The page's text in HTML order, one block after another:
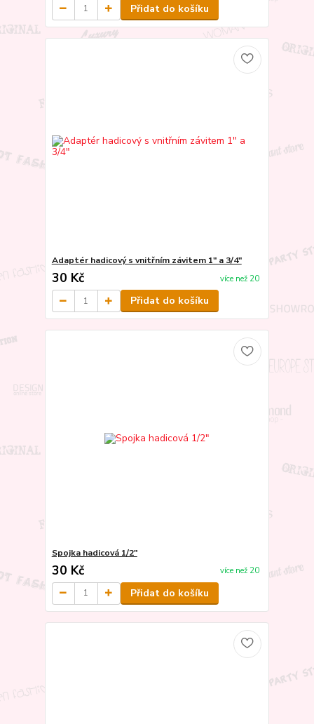
Přidat do košíku
Adaptér hadicový s vnitřním závitem 1" a 3/4"
30 Kč více než 20
Přidat do košíku
Spojka hadicová 1/2"
30 Kč více než 20
Přidat do košíku